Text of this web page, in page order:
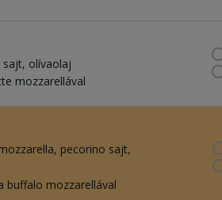
sajt olívaolaj
mozzarellával
pecorino sajt
buffalo mozzarellával